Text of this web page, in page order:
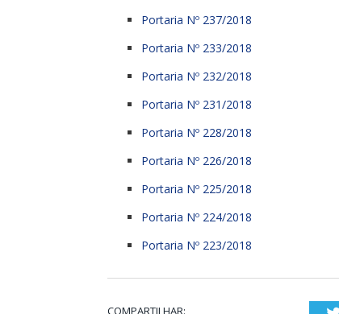
Portaria Nº 237/2018
Portaria Nº 233/2018
Portaria Nº 232/2018
Portaria Nº 231/2018
Portaria Nº 228/2018
Portaria Nº 226/2018
Portaria Nº 225/2018
Portaria Nº 224/2018
Portaria Nº 223/2018
COMPARTILHAR: